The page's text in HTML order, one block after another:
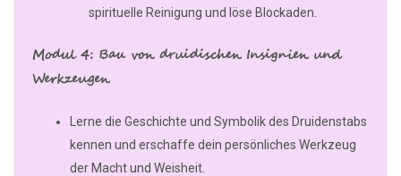
spirituelle Reinigung und löse Blockaden.
Modul 4: Bau von druidischen Insignien und
Werkzeugen
Lerne die Geschichte und Symbolik des Druidenstabs
kennen und erschaffe dein persönliches Werkzeug
der Macht und Weisheit.